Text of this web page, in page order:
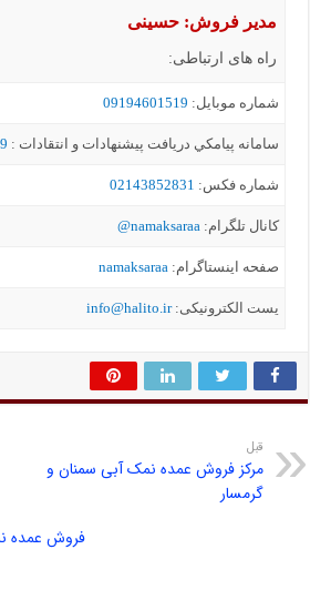
مدیر فروش: حسینی
راه های ارتباطی:
شماره موبايل: 09194601519
سامانه پيامکي دریافت پیشنهادات و انتقادات :
شماره فکس: 02143852831
کانال تلگرام:namaksaraa@
صفحه اینستاگرام:namaksaraa
یست الکترونیکی:info@halito.ir
قبل
مرکز فروش عمده نمک آبی سمنان و
گرمسار
فروش عمده